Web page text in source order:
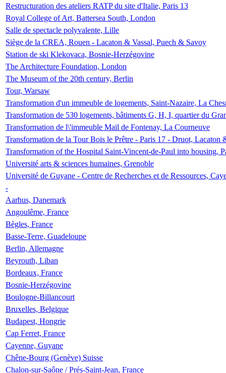
Restructuration des ateliers RATP du site d'Italie, Paris 13
Royal College of Art, Battersea South, London
Salle de spectacle polyvalente, Lille
Siège de la CREA, Rouen - Lacaton & Vassal, Puech & Savoy
Station de ski Klekovaca, Bosnie-Herzégovine
The Architecture Foundation, London
The Museum of the 20th century, Berlin
Tour, Warsaw
Transformation d'un immeuble de logements, Saint-Nazaire, La
Transformation de 530 logements, bâtiments G, H, I, quartier du
Transformation de l\'immeuble Mail de Fontenay, La Courneuve
Transformation de la Tour Bois le Prêtre - Paris 17 - Druot, Lacaton
Transformation of the Hospital Saint-Vincent-de-Paul into housing,
Université arts & sciences humaines, Grenoble
Université de Guyane - Centre de Recherches et de Ressources,
-
Aarhus, Danemark
Angoulême, France
Bègles, France
Basse-Terre, Guadeloupe
Berlin, Allemagne
Beyrouth, Liban
Bordeaux, France
Bosnie-Herzégovine
Boulogne-Billancourt
Bruxelles, Belgique
Budapest, Hongrie
Cap Ferret, France
Cayenne, Guyane
Chêne-Bourg (Genève) Suisse
Chalon-sur-Saône / Prés-Saint-Jean, France